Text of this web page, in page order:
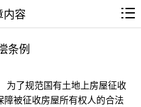
内容
条例
范国有土地上房屋征收
被征收房屋所有权人的合法